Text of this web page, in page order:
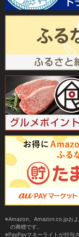
Amazon、Amazon.co.jpお
の商標です。
PayPayマネーライトが付与